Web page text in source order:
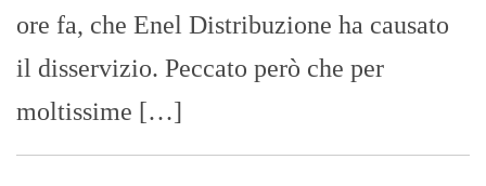
ore fa, che Enel Distribuzione ha causato
il disservizio. Peccato però che per
moltissime […]